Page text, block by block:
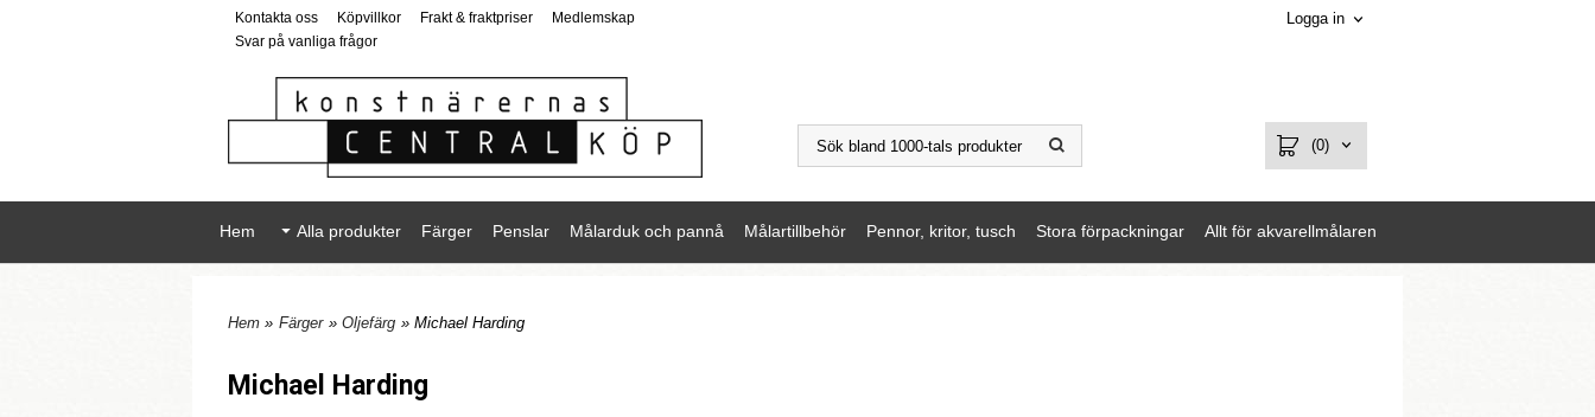
Kontakta oss Köpvillkor Frakt & fraktpriser
Medlemskap
Svar på vanliga frågor
Logga in
(0)
Hem Alla produkter Färger Penslar Målarduk och pannå Målartillbehör Pennor, kritor, tusch Stora förpackningar Allt för akvarellmålaren
Hem » Färger » Oljefärg » Michael Harding
Michael Harding